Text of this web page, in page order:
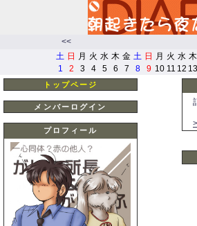
<<
土 日 月 火 水 木 金 土 日 月 火 水 木
1
2 3 4 5 6 7 8 9 10 11 12 13
トップページ
メンバーログイン
プロフィール